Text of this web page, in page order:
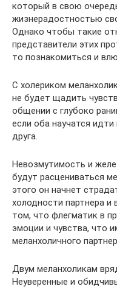
который в свою
жизнерадостностью
Однако чтобы такие
представители этих
то познакомиться и
С холериком
не будет щадить
общении с глубоко
если оба научатся
друга.
Невозмутимость и
будут расцениваться
этого он начнет
холодности партнера и
том, что флегматик в
эмоции и чувства, что
меланхоличного
Двум меланхоликам
Неуверенные и